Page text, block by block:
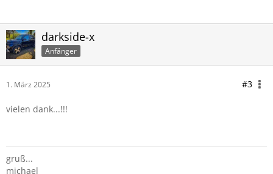
darkside-x
Anfänger
1. März 2025 #3
vielen dank...!!!
gruß...
michael